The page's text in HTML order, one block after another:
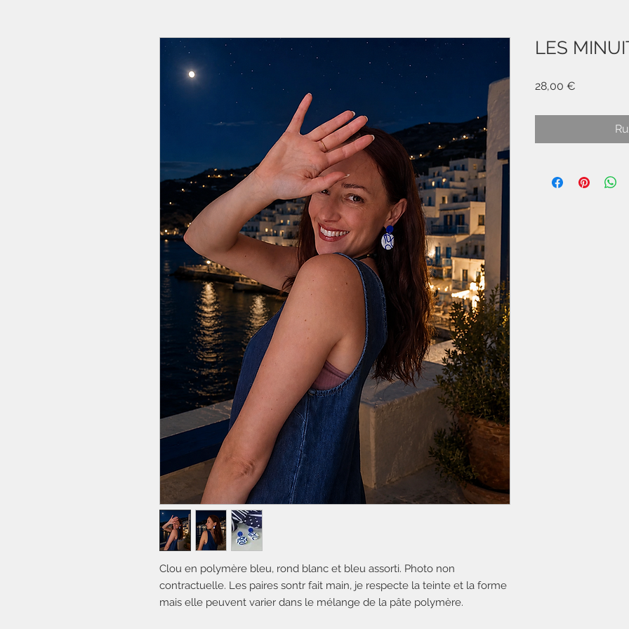
Clou en polymère bleu, rond blanc et bleu assorti. Photo non
contractuelle. Les paires sontr fait main, je respecte la teinte et la forme
mais elle peuvent varier dans le mélange de la pâte polymère.
LES
28,00 €